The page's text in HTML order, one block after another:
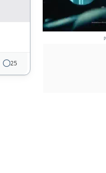
25